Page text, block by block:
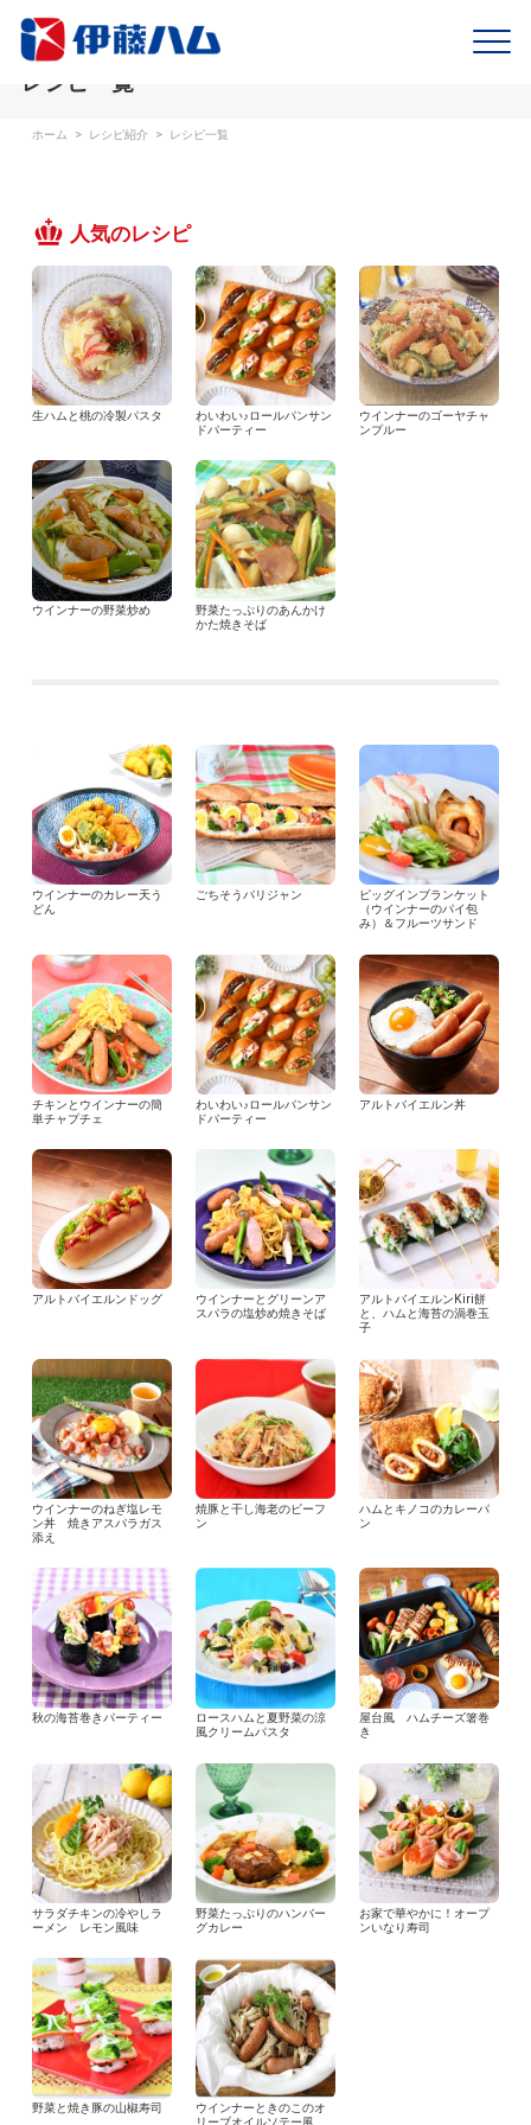
レシピ一覧
ホーム > レシピ紹介 > レシピ一覧
人気のレシピ
生ハムと桃の冷製パスタ
わいわい♪ロールパンサン
ドパーティー
ウインナーのゴーヤチャ
ンプルー
ウインナーの野菜炒め
野菜たっぷりのあんかけ
かた焼きそば
ウインナーのカレー天う
どん
ごちそうパリジャン
ピッグインブランケット
（ウインナーのパイ包
み）＆フルーツサンド
チキンとウインナーの簡
単チャプチェ
わいわい♪ロールパンサン
ドパーティー
アルトバイエルン丼
アルトバイエルンドッグ
ウインナーとグリーンア
スパラの塩炒め焼きそば
アルトバイエルンKiri餅
と、ハムと海苔の渦巻玉
子
ウインナーのねぎ塩レモ
ン丼 焼きアスパラガス
添え
焼豚と干し海老のビーフ
ン
ハムとキノコのカレーパ
ン
秋の海苔巻きパーティー
ロースハムと夏野菜の涼
風クリームパスタ
屋台風 ハムチーズ箸巻
き
サラダチキンの冷やしラ
ーメン レモン風味
野菜たっぷりのハンバー
グカレー
お家で華やかに！オープ
ンいなり寿司
野菜と焼き豚の山椒寿司
ウインナーときのこのオ
リーブオイルソテー風